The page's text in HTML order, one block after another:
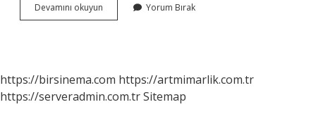
Devamını okuyun Istanbul
Düzce
Yorum Bırak
https://birsinema.com https://artmimarlik.com.tr
https://serveradmin.com.trSitemap